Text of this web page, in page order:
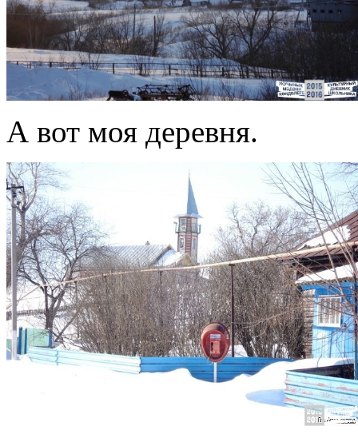
А вот моя деревня.